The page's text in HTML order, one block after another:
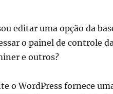
editar uma opção da
o painel de controle
e outros?
o WordPress fornece